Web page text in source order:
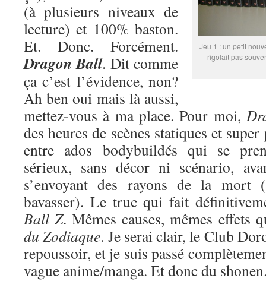
Jeu 1 : un petit
rigolait pas
(à plusieurs niveaux de
lecture) et 100% baston.
Et. Donc. Forcément.
Dragon Ball. Dit comme
ça c’est l’évidence, non?
Ah ben oui mais là aussi,
mettez-vous à ma place. Pour moi,
des heures de scènes statiques et
entre ados bodybuildés qui se
sérieux, sans décor ni scénario,
s’envoyant des rayons de la mort
bavasser). Le truc qui fait
Ball Z. Mêmes causes, mêmes effets
du Zodiaque. Je serai clair, le Club
repoussoir, et je suis passé
vague anime/manga. Et donc du